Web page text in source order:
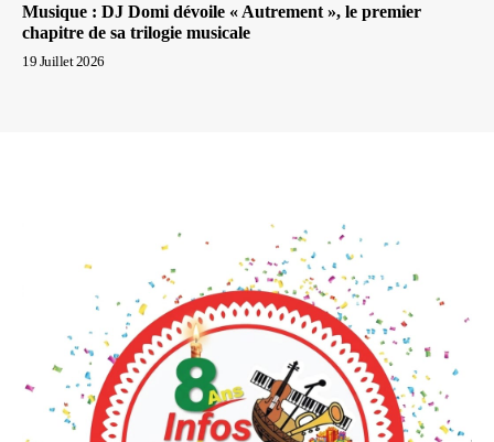
Musique : DJ Domi dévoile « Autrement », le premier
chapitre de sa trilogie musicale
19 Juillet 2026